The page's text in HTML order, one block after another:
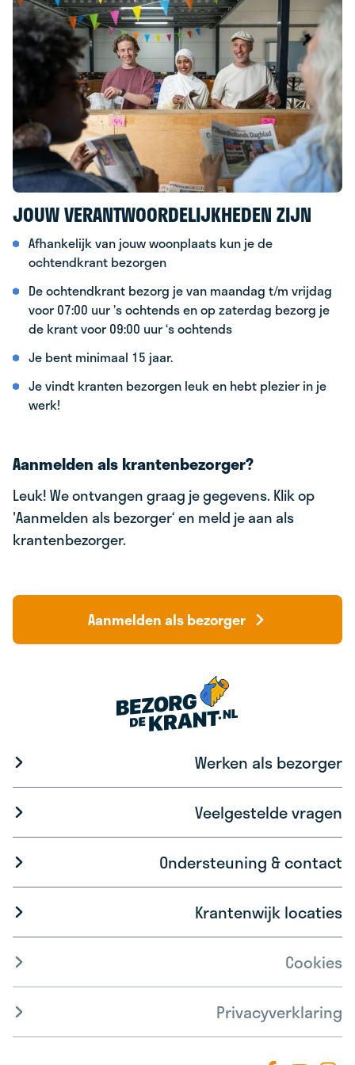
JOUW VERANTWOORDELIJKHEDEN ZIJN
Afhankelijk van jouw woonplaats kun je de
ochtendkrant bezorgen
De ochtendkrant bezorg je van maandag t/m vrijdag
voor 07:00 uur ’s ochtends en op zaterdag bezorg je
de krant voor 09:00 uur ‘s ochtends
Je bent minimaal 15 jaar.
Je vindt kranten bezorgen leuk en hebt plezier in je
werk!
Aanmelden als krantenbezorger?
Leuk! We ontvangen graag je gegevens. Klik op
'Aanmelden als bezorger‘ en meld je aan als
krantenbezorger.
Aanmelden als bezorger
Werken als bezorger
Veelgestelde vragen
Ondersteuning & contact
Krantenwijk locaties
Cookies
Privacyverklaring